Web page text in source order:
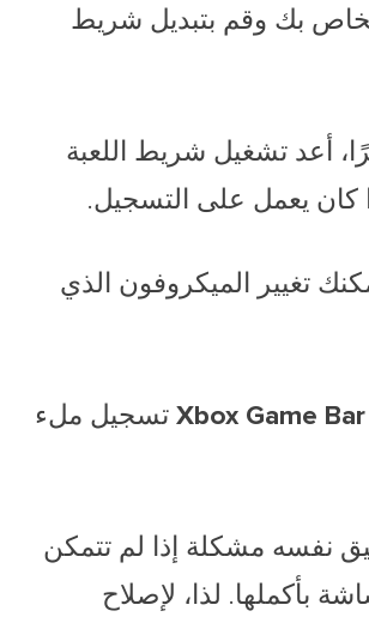
بك وقم بتبديل شريط
أعد تشغيل شريط اللعبة
كان يعمل على التسجيل.
تغيير الميكروفون الذي
#3. لا يمكن لـ Xbox Game Bar تسجيل ملء
نفسه مشكلة إذا لم تتمكن
بأكملها. لذا، لإصلاح